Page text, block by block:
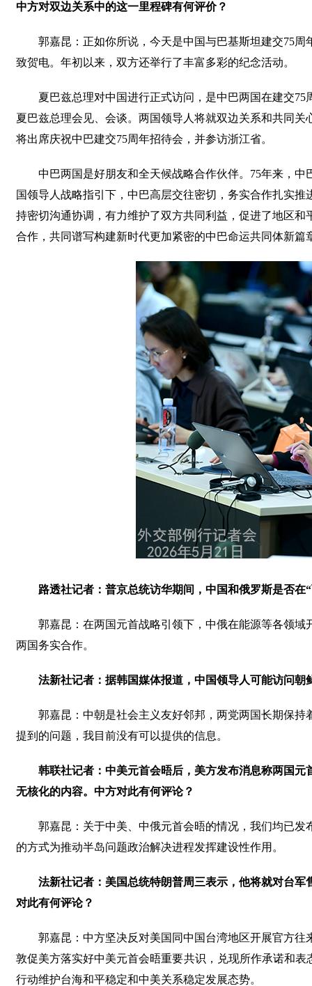
中方对双边关系中的这一里程碑有何评价？
郭嘉昆：正如你所说，今天是中国与巴基斯坦建交75
致贺电。年初以来，双方还举行了丰富多彩的纪念活动。
夏巴兹总理对中国进行正式访问，是中巴两国在建交
夏巴兹总理会见、会谈。两国领导人将就双边关系和共同
将出席庆祝中巴建交75周年招待会，并参访浙江省。
中巴两国是好朋友和全天候战略合作伙伴。75年来，
国领导人战略指引下，中巴高层交往密切，务实合作扎实
持密切沟通协调，有力维护了双方共同利益，促进了地区
合作，共同谱写构建新时代更加紧密的中巴命运共同体新篇
路透社记者：普京总统访华期间，中国和俄罗斯是否
郭嘉昆：在两国元首战略引领下，中俄在能源等各领
两国务实合作。
法新社记者：据韩国媒体报道，中国领导人可能访问
郭嘉昆：中朝是社会主义友好邻邦，两党两国长期保
提到的问题，我目前没有可以提供的信息。
韩联社记者：中美元首会晤后，美方发布消息称两国
无核化的内容。中方对此有何评论？
郭嘉昆：关于中美、中俄元首会晤的情况，我们均已
的方式为推动半岛问题政治解决进程发挥建设性作用。
法新社记者：美国总统特朗普周三表示，他将就对台
对此有何评论？
郭嘉昆：中方坚决反对美国同中国台湾地区开展官方
敦促美方落实好中美元首会晤重要共识，兑现所作承诺和
行动维护台海和平稳定和中美关系稳定发展态势。